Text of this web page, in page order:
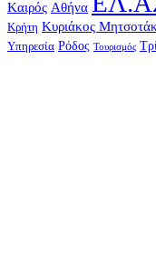
Kαιρός Αθήνα
Κρήτη Κυριάκος
Υπηρεσία Ρόδος Τουρισμός